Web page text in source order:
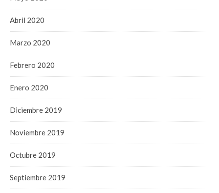
Abril 2020
Marzo 2020
Febrero 2020
Enero 2020
Diciembre 2019
Noviembre 2019
Octubre 2019
Septiembre 2019